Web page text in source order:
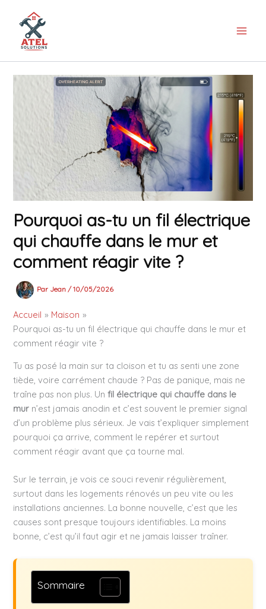
contenu
Pourquoi as-tu un fil électrique
qui chauffe dans le mur et
comment réagir vite ?
Par Jean /10/05/2026
Accueil
Maison
Pourquoi as-tu un fil électrique qui chauffe dans le mur et
comment réagir vite ?
Tu as posé la main sur ta cloison et tu as senti une zone
tiède, voire carrément chaude ? Pas de panique, mais ne
traîne pas non plus. Unfil électrique qui chauffe dans le
mur n’est jamais anodin et c’est souvent le premier signal
d’un problème plus sérieux. Je vais t’expliquer simplement
pourquoi ça arrive, comment le repérer et surtout
comment réagir avant que ça tourne mal.
Sur le terrain, je vois ce souci revenir régulièrement,
surtout dans les logements rénovés un peu vite ou les
installations anciennes. La bonne nouvelle, c’est que les
causes sont presque toujours identifiables. La moins
bonne, c’est qu’il faut agir et ne jamais laisser traîner.
Sommaire